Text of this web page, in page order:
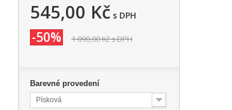
545,00 Kč s DPH
-50% 1 090,00 Kčs DPH
Barevné provedení
Písková